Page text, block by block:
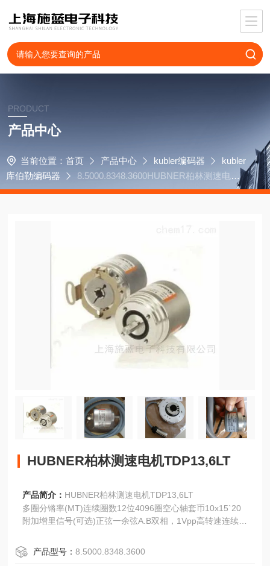
PRODUCT
产品中心
当前位置： 首页 产品中心 kubler编码器
kubler
库伯勒编码器
8.5000.8348.3600HUBNER柏林测速电机T
DP13,6LT
HUBNER柏林测速电机TDP13,6LT
产品简介： HUBNER柏林测速电机TDP13,6LT
多圈分锵率(MT)连续圈数12位4096圈空心轴套币10x15`20
附加增里信号(可选)正弦一余弦A.B双相，1Vpp高转速连续工
2048线短期运行12000转/分钟
准确度(绝对性/重复性)士35“/士7“启动转矩/转动惯里<0.01N/
产品型号：8.5000.8348.3600